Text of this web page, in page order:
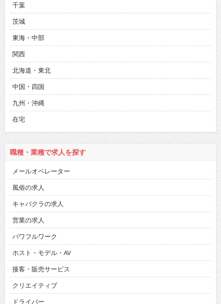
千葉
茨城
東海・中部
関西
北海道・東北
中国・四国
九州・沖縄
在宅
職種・業種で求人を探す
メールオペレーター
風俗の求人
キャバクラの求人
営業の求人
パワフルワーク
ホスト・モデル・AV
接客・販売サービス
クリエイティブ
ドライバー